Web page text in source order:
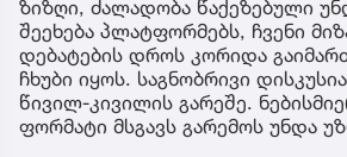
ზიზღი, ძალადობა წაქეზებული
შეეხება პლატფორმებს, ჩვენი
დებატების დროს კორიდა
ჩხუბი იყოს. საგნობრივი
წივილ-კივილის გარეშე.
ფორმატი მსგავს გარემოს უნდა